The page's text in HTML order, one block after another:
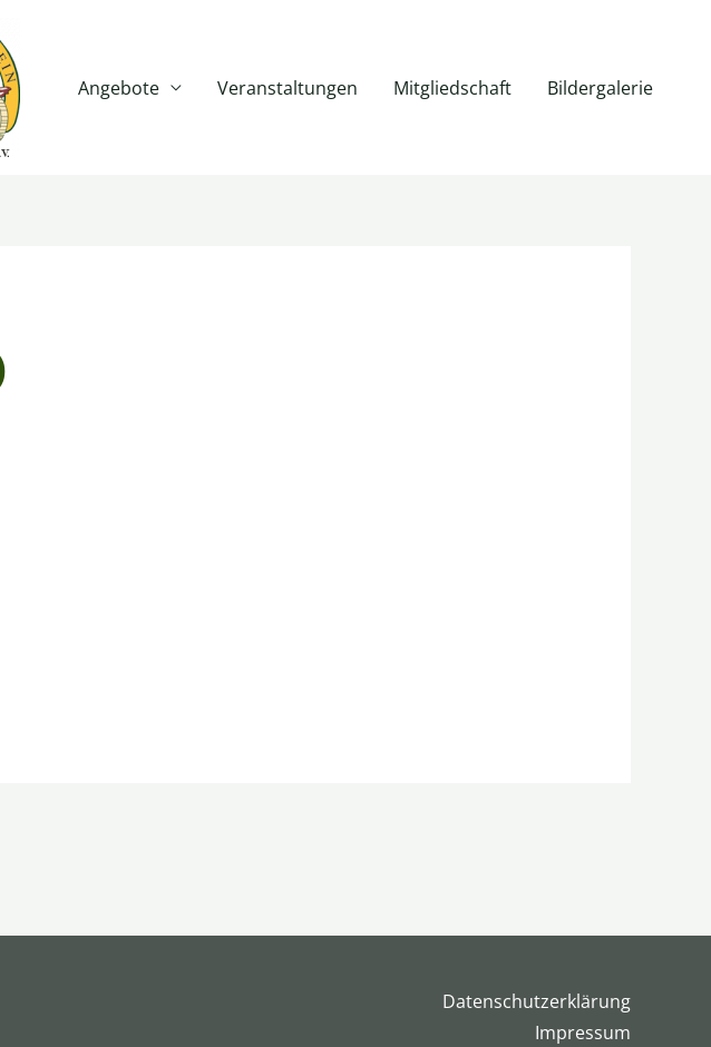
Angebote Veranstaltungen Mitgliedschaft Bildergalerie
Datenschutzerklärung
Impressum